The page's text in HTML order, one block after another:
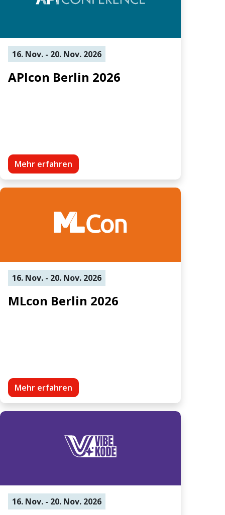
16. Nov. - 20. Nov. 2026
APIcon Berlin 2026
Mehr erfahren
16. Nov. - 20. Nov. 2026
MLcon Berlin 2026
Mehr erfahren
16. Nov. - 20. Nov. 2026